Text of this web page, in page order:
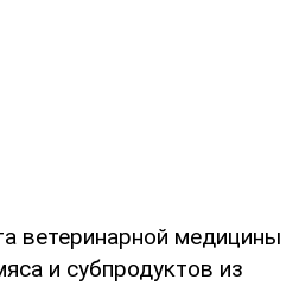
ветеринарной медицины
и субпродуктов из